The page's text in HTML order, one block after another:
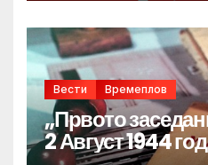
Вести Времеплов
„Првото
2 Август 1944